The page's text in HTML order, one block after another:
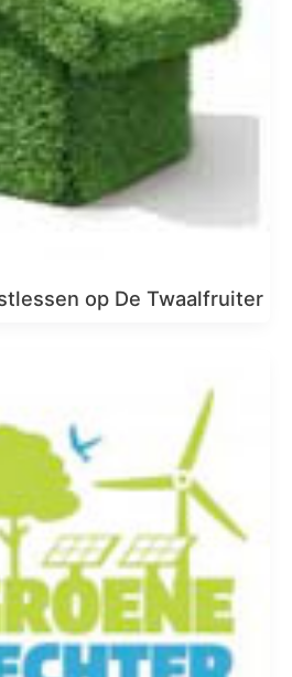
op De Twaalfruiter